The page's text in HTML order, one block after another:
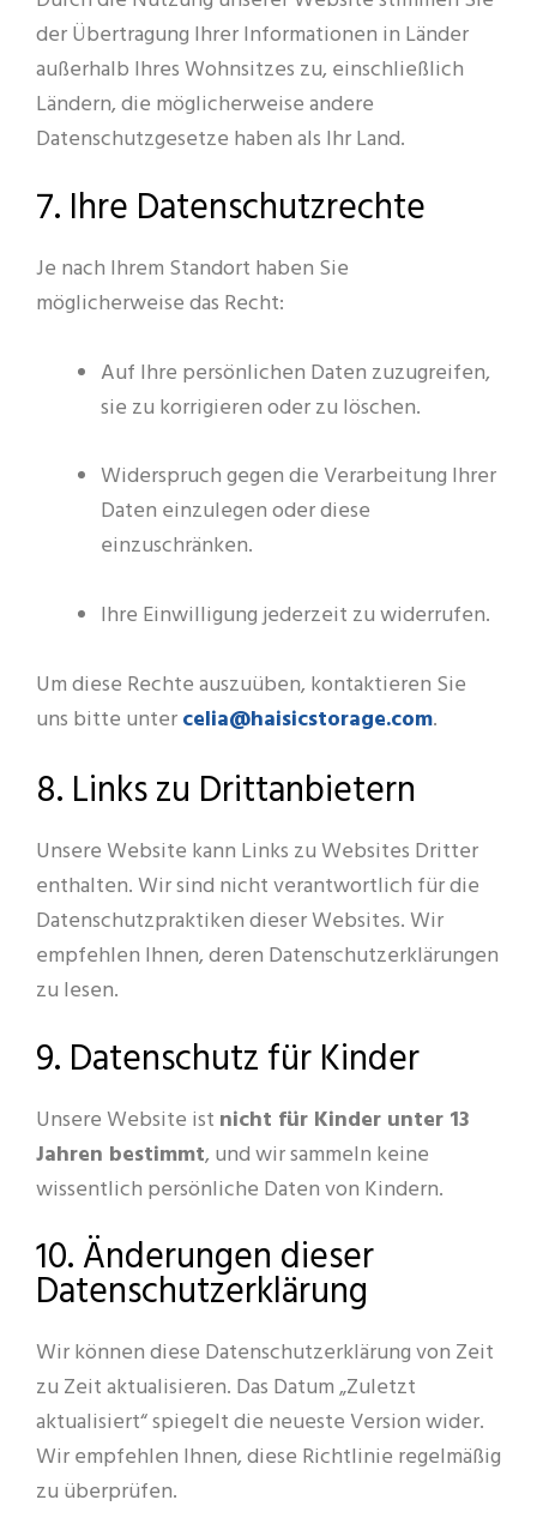
der Übertragung Ihrer Informationen in Länder
außerhalb Ihres Wohnsitzes zu, einschließlich
Ländern, die möglicherweise andere
Datenschutzgesetze haben als Ihr Land.
7. Ihre Datenschutzrechte
Je nach Ihrem Standort haben Sie
möglicherweise das Recht:
Auf Ihre persönlichen Daten zuzugreifen,
sie zu korrigieren oder zu löschen.
Widerspruch gegen die Verarbeitung Ihrer
Daten einzulegen oder diese
einzuschränken.
Ihre Einwilligung jederzeit zu widerrufen.
Um diese Rechte auszuüben, kontaktieren Sie
uns bitte untercelia@haisicstorage.com.
8. Links zu Drittanbietern
Unsere Website kann Links zu Websites Dritter
enthalten. Wir sind nicht verantwortlich für die
Datenschutzpraktiken dieser Websites. Wir
empfehlen Ihnen, deren Datenschutzerklärungen
zu lesen.
9. Datenschutz für Kinder
Unsere Website ist nicht für Kinder unter 13
Jahren bestimmt, und wir sammeln keine
wissentlich persönliche Daten von Kindern.
10. Änderungen dieser
Datenschutzerklärung
Wir können diese Datenschutzerklärung von Zeit
zu Zeit aktualisieren. Das Datum „Zuletzt
aktualisiert“ spiegelt die neueste Version wider.
Wir empfehlen Ihnen, diese Richtlinie regelmäßig
zu überprüfen.